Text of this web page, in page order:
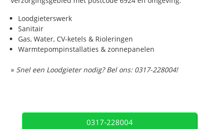
Loodgieterswerk
Sanitair
Gas, Water, CV-ketels & Rioleringen
Warmtepompinstallaties & zonnepanelen
» Snel een Loodgieter nodig? Bel ons: 0317-228004!
0317-228004